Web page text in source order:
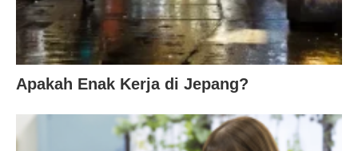
Apakah Enak Kerja di Jepang?